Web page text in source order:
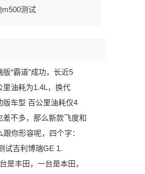
m500测试
“霸道”成功，长近5
里油耗为1.4L，换代
版车型 百公里油耗仅4
不多，那么新款飞度和
你形容呢，四个字：
试吉利博瑞GE 1.
是丰田，一台是本田，